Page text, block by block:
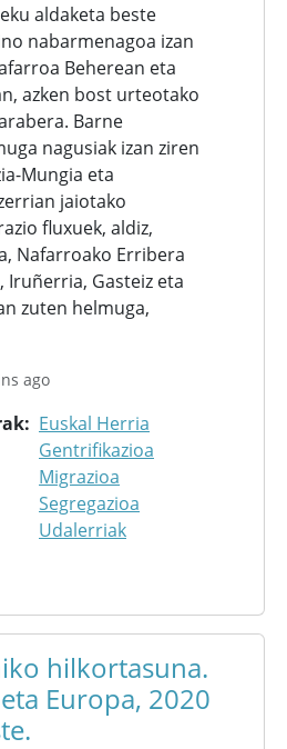
aldaketa beste
nabarmenagoa izan
Beherean eta
azken bost urteotako
Barne
nagusiak izan ziren
Mungia eta
jaiotako
fluxuek, aldiz,
Nafarroako Erribera
Iruñerria, Gasteiz eta
zuten helmuga,
ago
Euskal Herria
Gentrifikazioa
Migrazioa
Segregazioa
Udalerriak
hilkortasuna.
Europa, 2020